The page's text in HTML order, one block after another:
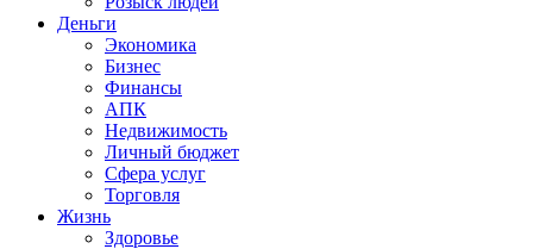
Деньги
Экономика
Бизнес
Финансы
АПК
Недвижимость
Личный бюджет
Сфера услуг
Торговля
Жизнь
Здоровье